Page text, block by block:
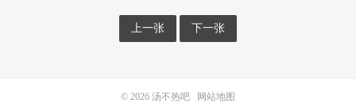
上一张 下一张
© 2026 汤不热吧 网站地图